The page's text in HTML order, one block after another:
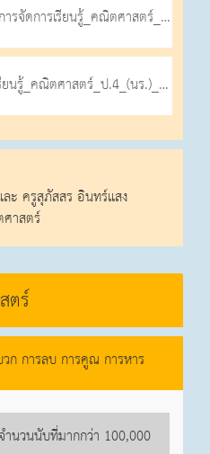
ยนรู้_คณิตศาสตร์_ป.4_ภาคเรียนที่_1_2566_2
ตศาสตร์_ป.4_(นร.)_ภาคเรียนที่_1_2566
ะ ครูสุภัสสร อินทร์แสง
าสตร์
ตร์
ก การลบ การคูณ การหาร
นวนนับที่มากกว่า 100,000